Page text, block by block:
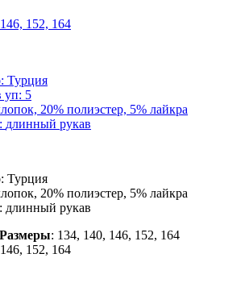
152, 164
Турция
уп: 5
20% полиэстер, 5% лайкра
длинный рукав
Турция
20% полиэстер, 5% лайкра
длинный рукав
Размеры: 134, 140, 146, 152, 164
152, 164